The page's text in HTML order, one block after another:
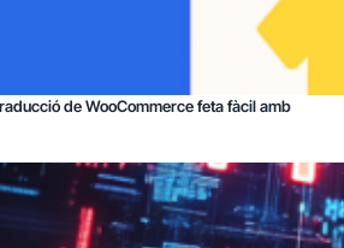
de WooCommerce feta fàcil amb